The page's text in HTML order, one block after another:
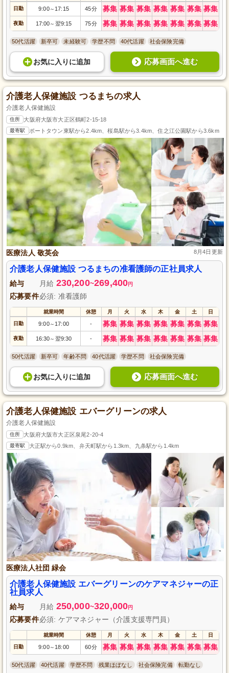
日勤 9:00～ 17:15 45分 募集 募集 募集 募集 募集 募集 募集
夜勤 17:00～ 翌9:15 75分 募集 募集 募集 募集 募集 募集 募集
50代活躍 新卒可 未経験可 学歴不問 40代活躍 社会保険完備
お気に入り に追加 応募画面へ進む
介護老人保健施設 つるまちの求人
介護老人保健施設
住所 大阪府大阪市大正区鶴町2-15-18
最寄駅 ポートタウン東駅から2.4km、桜島駅から3.4km、住之江公園駅から3.6km
医療法人 敬英会 8月4日更新
介護老人保健施設 つるまちの准看護師の正社員求人
給与 月給 230,200~269,400円
応募要件必須: 准看護師
就業時間 休憩 月 火 水 木 金 土 日
日勤 9:00～ 17:00 - 募集 募集 募集 募集 募集 募集 募集
夜勤 16:30～ 翌9:30 - 募集 募集 募集 募集 募集 募集 募集
50代活躍 新卒可 年齢不問 40代活躍 学歴不問 社会保険完備
お気に入り に追加 応募画面へ進む
介護老人保健施設 エバーグリーンの求人
介護老人保健施設
住所 大阪府大阪市大正区泉尾2-20-4
最寄駅 大正駅から0.9km、弁天町駅から1.3km、九条駅から1.4km
医療法人社団 緑会
介護老人保健施設 エバーグリーンのケアマネジャーの正
社員求人
給与 月給 250,000~320,000円
応募要件必須: ケアマネジャー（介護支援専門員）
就業時間 休憩 月 火 水 木 金 土 日
日勤 9:00～ 18:00 60分 募集 募集 募集 募集 募集 募集 募集
50代活躍 40代活躍 学歴不問 残業ほぼなし 社会保険完備 転勤なし